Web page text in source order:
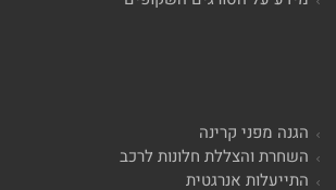
הגנה מפני קרינה
השחרת והצללת חלונות לרכב
התייעלות אנרגטית